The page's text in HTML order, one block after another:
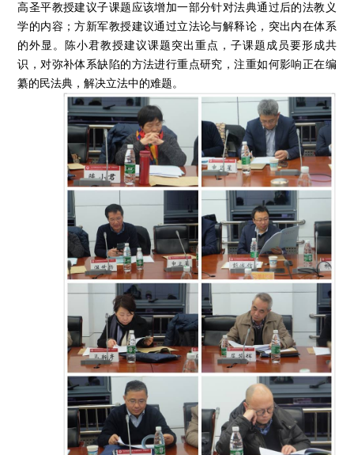
高圣平教授建议子课题应该增加一部分针对法典通过后的法教义
学的内容；方新军教授建议通过立法论与解释论，突出内在体系
的外显。陈小君教授建议课题突出重点，子课题成员要形成共
识，对弥补体系缺陷的方法进行重点研究，注重如何影响正在编
纂的民法典，解决立法中的难题。